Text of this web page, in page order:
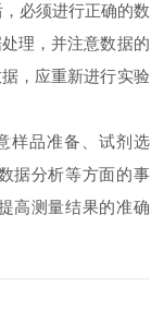
必须进行正确的数
理，并注意数据的
，应重新进行实验
品准备、试剂选
据分析等方面的事
高测量结果的准确